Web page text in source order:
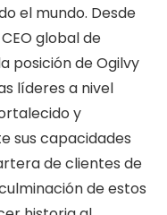
el mundo. Desde
global de
posición de Ogilvy
líderes a nivel
y
sus capacidades
de clientes de
de estos